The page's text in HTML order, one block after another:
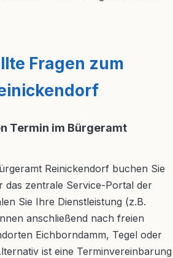
Fragen zum
Termin im Bürgeramt
Reinickendorf buchen Sie
das zentrale Service-Portal der
Sie Ihre Dienstleistung (z.B.
anschließend nach freien
Eichborndamm, Tegel oder
ist eine Terminvereinbarung